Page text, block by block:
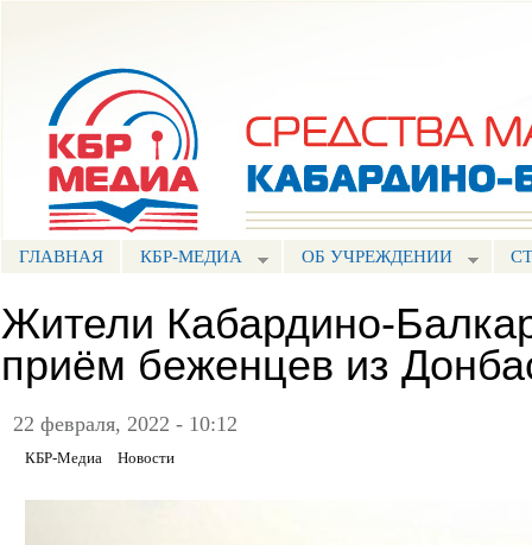
ГЛАВНАЯ КБР-МЕДИА ОБ УЧРЕЖДЕНИИ
Жители Кабардино-
приём беженцев из
22 февраля, 2022 - 10:12
КБР-Медиа Новости